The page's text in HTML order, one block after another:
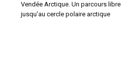
Vendée Arctique. Un parcours libre
jusqu’au cercle polaire arctique